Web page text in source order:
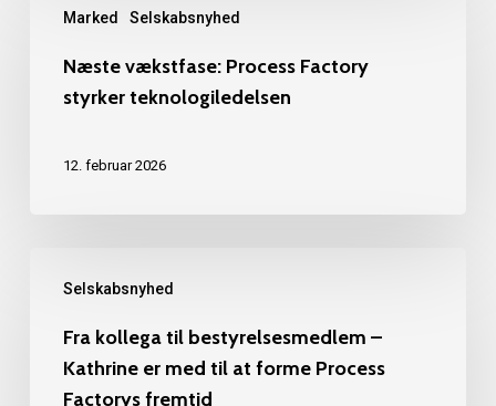
Marked Selskabsnyhed
vækstfase:
Process
Factory
teknologiledelsen
Næste vækstfase: Process Factory
styrker teknologiledelsen
12. februar 2026
Selskabsnyhed
kollega
bestyrelsesmedlem
Fra kollega til bestyrelsesmedlem –
Kathrine er med til at forme Process
Factorys fremtid